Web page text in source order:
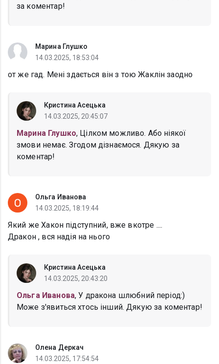
за коментар!
Марина Глушко
14.03.2025, 18:53:04
от же гад. Мені здається він з тою Жаклін заодно
Кристина Асецька
14.03.2025, 20:45:07
Марина Глушко, Цілком можливо. Або ніякої
змови немає. Згодом дізнаємося. Дякую за
коментар!
Ольга Иванова
14.03.2025, 18:19:44
Який же Хакон підступний, вже вкотре ....
Дракон , вся надія на нього
Кристина Асецька
14.03.2025, 20:43:20
Ольга Иванова, У дракона шлюбний період:)
Може з'явиться хтось інший. Дякую за коментар!
Олена Деркач
14.03.2025, 17:54:54